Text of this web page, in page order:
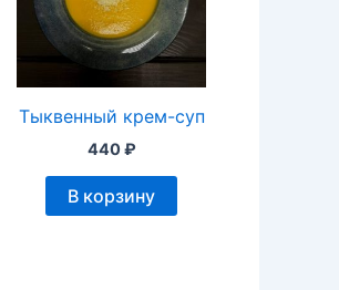
Тыквенный крем-суп
440₽
В корзину